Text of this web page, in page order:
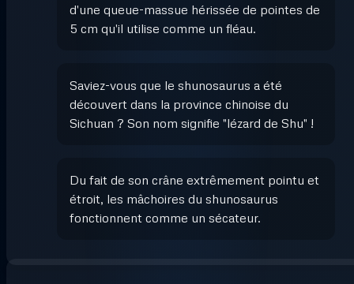
d'une queue-massue hérissée de pointes de
5 cm qu'il utilise comme un fléau.
Saviez-vous que le shunosaurus a été
découvert dans la province chinoise du
Sichuan ? Son nom signifie "lézard de Shu" !
Du fait de son crâne extrêmement pointu et
étroit, les mâchoires du shunosaurus
fonctionnent comme un sécateur.